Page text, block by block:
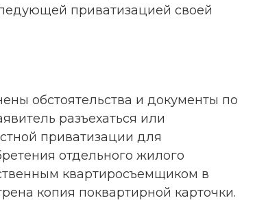
приватизацией своей
обстоятельства и документы по
разъехаться или
приватизации для
отдельного жилого
квартиросъемщиком в
копия поквартирной карточки.